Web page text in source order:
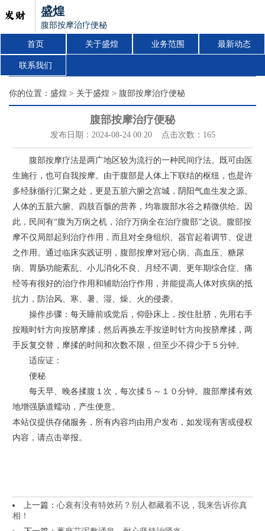
盛煌
腹部按摩治疗便秘
首页 关于盛煌 业务范围 最新动态
联系我们
你的位置： 盛煌 > 关于盛煌 > 腹部按摩治疗便秘
腹部按摩治疗便秘
发布日期：2024-08-24 00:20 点击次数：165
腹部按摩疗法是两广地区较为流行的一种民间疗法。既可由医
生施行，也可自我按摩。由于腹部是人体上下联结的枢纽，也是许
多经脉循行汇聚之处，更是五脏六腑之宫城，阴阳气血生发之源。
人体的五脏六腑、四肢百骸的营养，均靠腹部水谷之精微供给。因
此，民间有“腹为万病之机，治疗万病全在治疗腹部”之说。腹部按
摩不仅局部起到治疗作用，而且对全身组织、器官起着调节、促进
之作用。通过临床实践证明，腹部按摩对冠心病、高血压、糖尿
病、胃肠功能紊乱、小儿消化不良、月经不调、更年期综合症、痛
经等有很好的治疗作用和辅助治疗作用，并能提高人体对疾病的抵
抗力，防治风、寒、暑、湿、燥、火的侵袭。
操作步骤：每天睡前或觉后，仰卧床上，按住肚脐，先用右手
按顺时针方向按脐摩揉，然后再换左手按逆时针方向按脐摩揉，两
手反复交替，摩揉的时间和次数不限，但至少不得少于５分钟。
适应证：
便秘
每天早、晚各揉腹１次，每次揉５～１０分钟。腹部摩揉有效
地增强肠道蠕动，产生便意。
本站仅提供存储服务，所有内容均由用户发布，如发现有害或侵权
内容，请点击举报。
上一篇： 心衰有没有特效药？别人都藏着不说，我来告诉你真
相！